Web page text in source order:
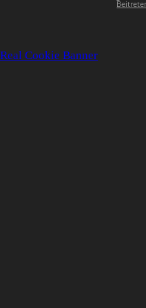
Cookie Banner